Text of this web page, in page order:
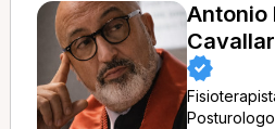
Antonio
Posturologo